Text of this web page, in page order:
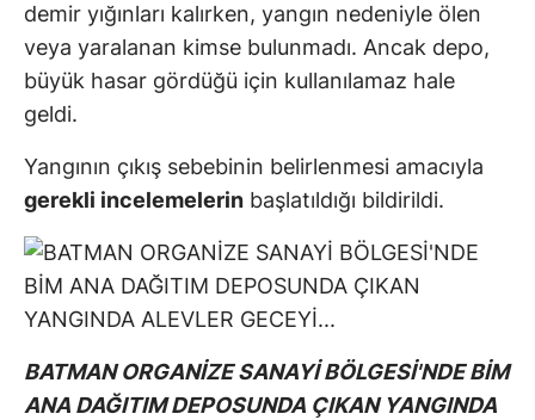
demir yığınları kalırken, yangın nedeniyle ölen
veya yaralanan kimse bulunmadı. Ancak depo,
büyük hasar gördüğü için kullanılamaz hale
geldi.
Yangının çıkış sebebinin belirlenmesi amacıyla
gerekli incelemelerin başlatıldığı bildirildi.
BATMAN ORGANİZE SANAYİ BÖLGESİ'NDE BİM
ANA DAĞITIM DEPOSUNDA ÇIKAN YANGINDA